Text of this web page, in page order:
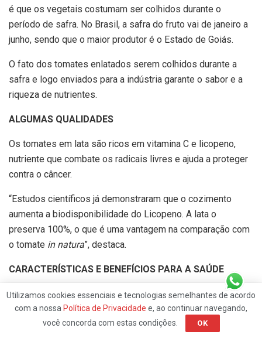
é que os vegetais costumam ser colhidos durante o
período de safra. No Brasil, a safra do fruto vai de janeiro a
junho, sendo que o maior produtor é o Estado de Goiás.
O fato dos tomates enlatados serem colhidos durante a
safra e logo enviados para a indústria garante o sabor e a
riqueza de nutrientes.
ALGUMAS QUALIDADES
Os tomates em lata são ricos em vitamina C e licopeno,
nutriente que combate os radicais livres e ajuda a proteger
contra o câncer.
“Estudos científicos já demonstraram que o cozimento
aumenta a biodisponibilidade do Licopeno. A lata o
preserva 100%, o que é uma vantagem na comparação com
o tomate in natura”, destaca.
CARACTERÍSTICAS E BENEFÍCIOS PARA A SAÚDE
TOMATE PELADO
Embora mais cara, a lata que contêm tomates pelados é
também a que apresenta o fruto da forma mais natural.
Utilizamos cookies essenciais e tecnologias semelhantes de acordo
com a nossa Política de Privacidade e, ao continuar navegando,
você concorda com estas condições.
OK